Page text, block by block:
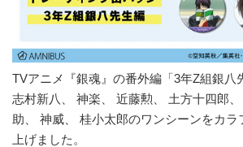
TVアニメ『銀魂』の番外編「3年Z組銀八
志村新八、 神楽、 近藤勲、 土方十四郎
助、 神威、 桂小太郎のワンシーンをカ
上げました。